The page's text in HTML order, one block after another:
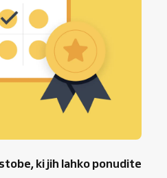
ki jih lahko ponudite